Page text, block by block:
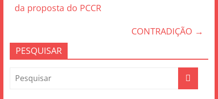
o
k
da proposta do PCCR
CONTRADIÇÃO →
PESQUISAR